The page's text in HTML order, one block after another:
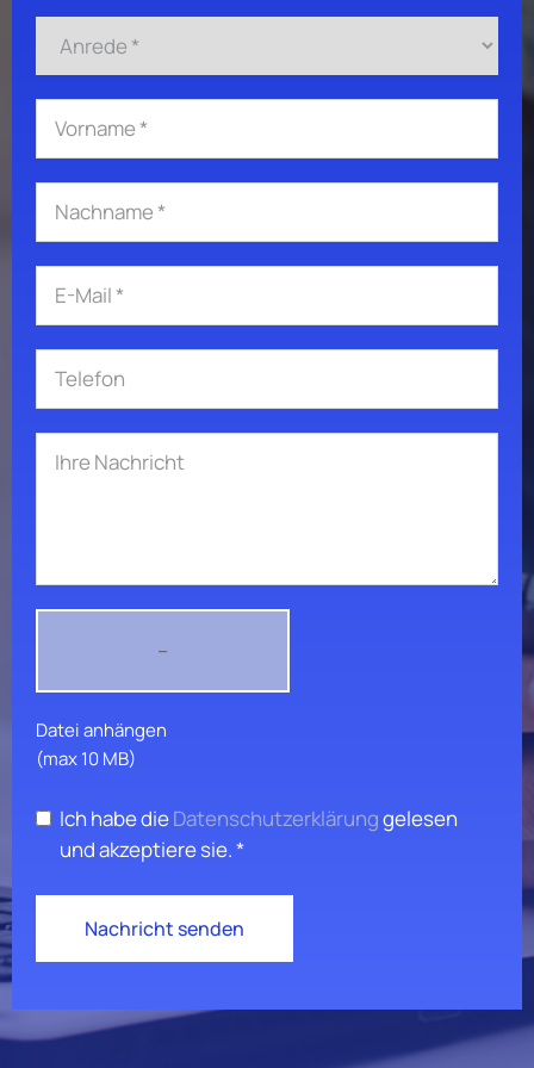
Datei anhängen
(max 10 MB)
–
Ich habe dieDatenschutzerklärunggelesen
und akzeptiere sie. *
Nachricht senden